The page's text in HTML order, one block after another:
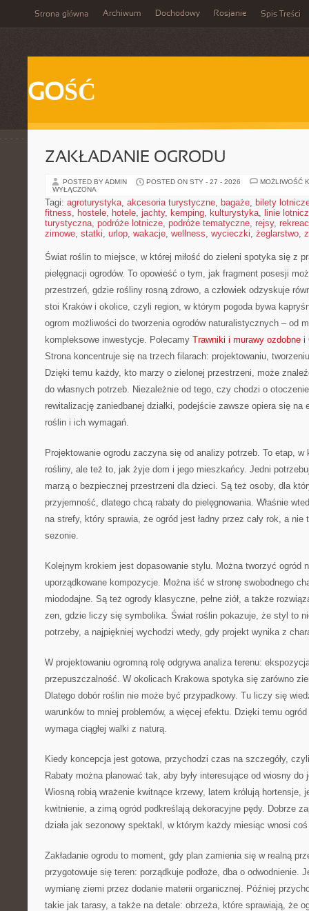
Strona główna Archiwum Dochodowy Rosjanie Spis Treści
GOŚĆ
ZAKŁADANIE OGRODU
POSTED BY ADMIN POSTED ON STY - 27 - 2026
MOŻLIWOŚĆ
WYŁĄCZONA
Tagi: agroturystyka, akcesoria turystyczne, bagaże, bilety
fitness, hostele, hotele, jachty, kemping, kulturystyka, linie
turystyczna, podróże lotnicze, podróże tematyczne, rejsy,
zimowe, statki, urlop, wakacje, wellness, wycieczki, żeglarstwo,
Świat roślin to miejsce, w której miłość do zieleni spotyka się z
pielęgnacji ogrodów. To opowieść o tym, jak fragment posesji
przestrzeń, gdzie rośliny rosną zdrowo, a człowiek odzyskuje
stoi Kraków i okolice, czyli region, w którym pogoda bywa
ogrom możliwości do tworzenia ogrodów naturalistycznych – od
kompleksowe inwestycje. Polecamy Trawniki i murawy ozdobne i
Strona koncentruje się na trzech filarach: projektowaniu,
Dzięki temu każdy, kto marzy o zielonej przestrzeni, może
do własnych potrzeb. Niezależnie od tego, czy chodzi o
rewitalizację zaniedbanej działki, podejście zawsze opiera się na
roślin i ich wymagań.
Projektowanie ogrodu zaczyna się od analizy potrzeb. To etap,
rośliny, ale też to, jak żyje dom i jego mieszkańcy. Jedni
marzą o bezpiecznej przestrzeni dla dzieci. Są też osoby, dla
przyjemność, dlatego chcą rabaty do pielęgnowania. Właśnie
na strefy, który sprawia, że ogród jest ładny przez cały rok, a
sezonie.
Kolejnym krokiem jest dopasowanie stylu. Można tworzyć ogród
uporządkowane kompozycje. Można iść w stronę swobodnego
miododajne. Są też ogrody klasyczne, pełne ziół, a także
zen, gdzie liczy się symbolika. Świat roślin pokazuje, że styl to
potrzeby, a najpiękniej wychodzi wtedy, gdy projekt wynika z
W projektowaniu ogromną rolę odgrywa analiza terenu:
przepuszczalność. W okolicach Krakowa spotyka się zarówno
Dlatego dobór roślin nie może być przypadkowy. Tu liczy się
warunków to mniej problemów, a więcej efektu. Dzięki temu
wymaga ciągłej walki z naturą.
Kiedy koncepcja jest gotowa, przychodzi czas na szczegóły,
Rabaty można planować tak, aby były interesujące od wiosny do
Wiosną robią wrażenie kwitnące krzewy, latem królują hortensje,
kwitnienie, a zimą ogród podkreślają dekoracyjne pędy. Dobrze
działa jak sezonowy spektakl, w którym każdy miesiąc wnosi
Zakładanie ogrodu to moment, gdy plan zamienia się w realną
przygotowuje się teren: porządkuje podłoże, dba o odwodnienie.
wymianę ziemi przez dodanie materii organicznej. Później
takie jak tarasy, a także na detale: obrzeża, które sprawiają, że